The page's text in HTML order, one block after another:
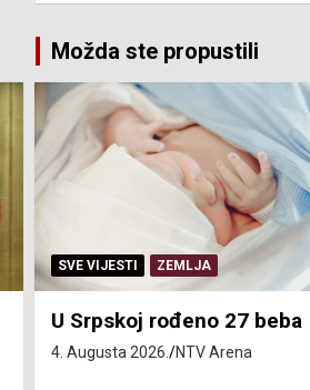
Možda ste propustili
SERVISNE INFORMACIJE
Isključenja vode – utorak 4.
avgust